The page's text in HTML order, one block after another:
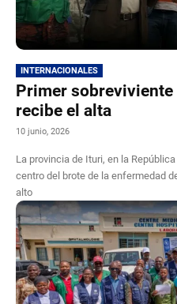
INTERNACIONALES
Primer sobreviviente
recibe el alta
10 junio, 2026
La provincia de Ituri, en la
centro del brote de la enfermedad
alto